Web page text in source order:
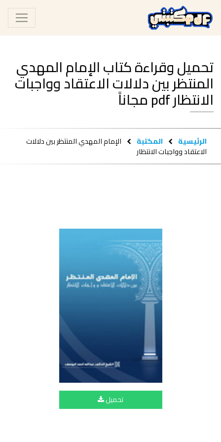
تحميل وقراءة كتاب الإمام المهدي
المنتظر بين دلالات الاعتقاد وواجبات
الانتظار pdf مجاناً
الرئيسية المكتبة الإمام المهدي المنتظر بين دلالات
الاعتقاد وواجبات الانتظار
تحميل